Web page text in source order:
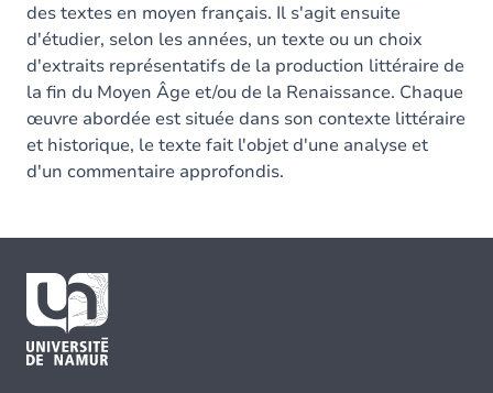
des textes en moyen français. Il s'agit ensuite
d'étudier, selon les années, un texte ou un choix
d'extraits représentatifs de la production littéraire de
la fin du Moyen Âge et/ou de la Renaissance. Chaque
œuvre abordée est située dans son contexte littéraire
et historique, le texte fait l'objet d'une analyse et
d'un commentaire approfondis.